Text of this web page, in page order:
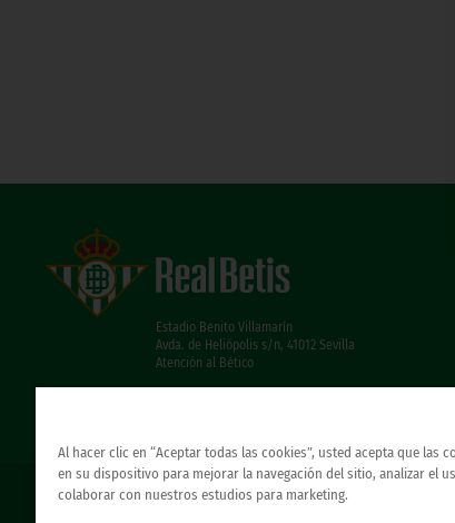
Estadio Benito Villamarín
Avda. de Heliópolis s/n, 41012 Sevilla
Atención al Bético
当ウェブサイトは唯一のレアル・ベティス
Al hacer clic en “Aceptar todas las cookies”, usted acepta que las
en su dispositivo para mejorar la navegación del sitio, analizar el
colaborar con nuestros estudios para marketing.